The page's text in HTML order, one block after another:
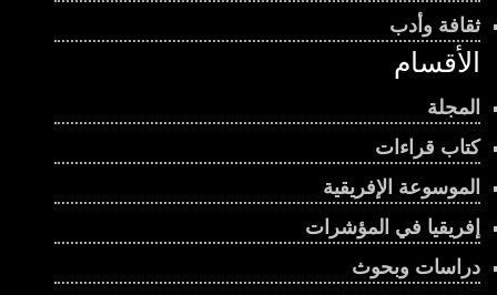
ثقافة وأدب
الأقسام
المجلة
كتاب قراءات
الموسوعة الإفريقية
إفريقيا في المؤشرات
دراسات وبحوث